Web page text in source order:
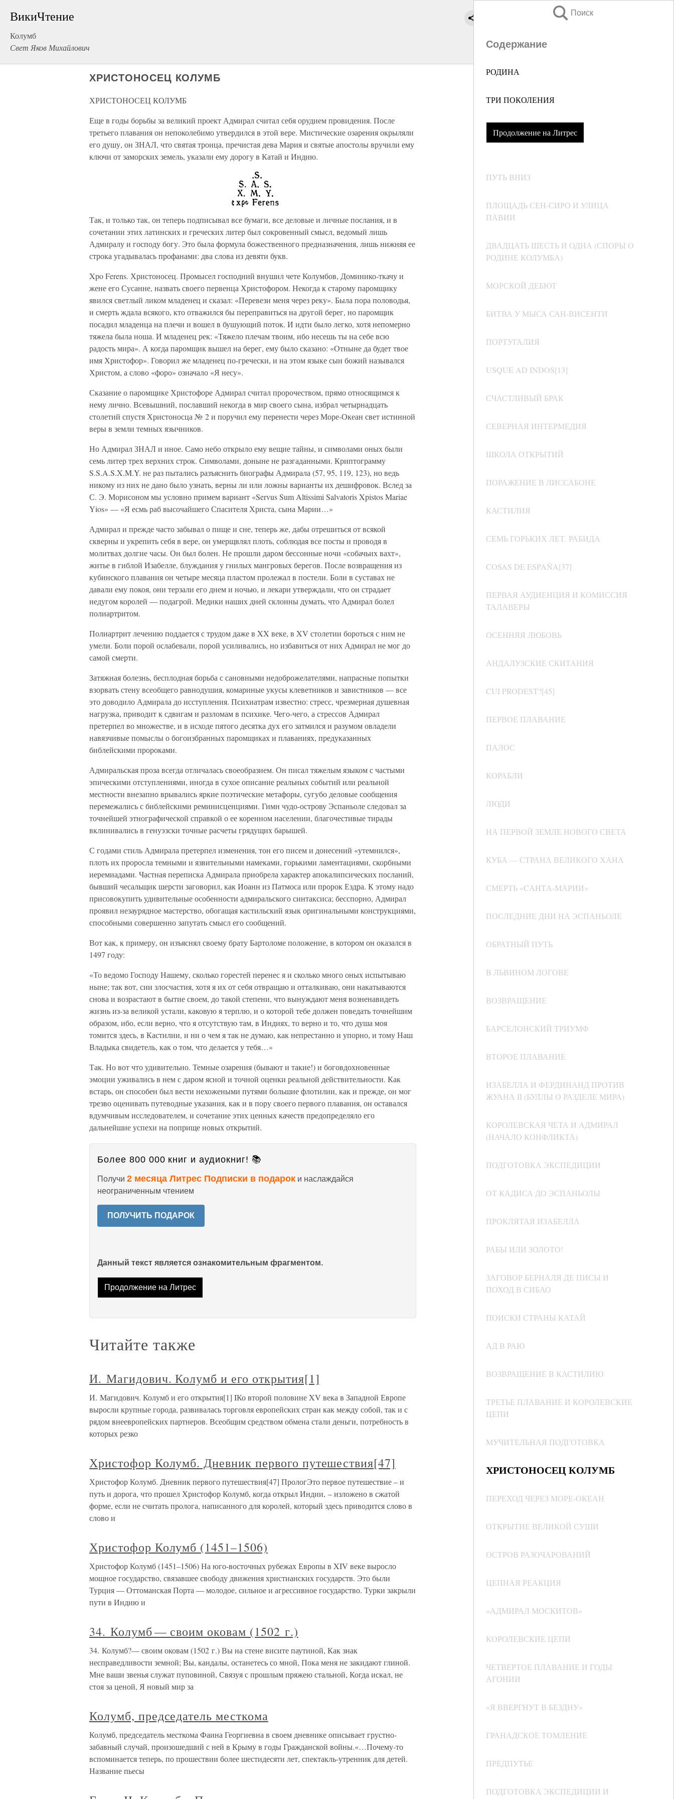
ВикиЧтение
Колумб
Свет Яков Михайлович
Поиск
Содержание
РОДИНА
ТРИ ПОКОЛЕНИЯ
Продолжение на Литрес
ПУТЬ ВНИЗ
ПЛОЩАДЬ СЕН-СИРО И УЛИЦА
ПАВИИ
ДВАДЦАТЬ ШЕСТЬ И ОДНА (СПОРЫ О
РОДИНЕ КОЛУМБА)
МОРСКОЙ ДЕБЮТ
БИТВА У МЫСА САН-ВИСЕНТИ
ПОРТУГАЛИЯ
USQUE AD INDOS[13]
СЧАСТЛИВЫЙ БРАК
СЕВЕРНАЯ ИНТЕРМЕДИЯ
ШКОЛА ОТКРЫТИЙ
ПОРАЖЕНИЕ В ЛИССАБОНЕ
КАСТИЛИЯ
СЕМЬ ГОРЬКИХ ЛЕТ. РАБИДА
COSAS DE ESPAÑA[37]
ПЕРВАЯ АУДИЕНЦИЯ И КОМИССИЯ
ТАЛАВЕРЫ
ОСЕННЯЯ ЛЮБОВЬ
АНДАЛУЗСКИЕ СКИТАНИЯ
CUI PRODEST?[45]
ПЕРВОЕ ПЛАВАНИЕ
ПАЛОС
КОРАБЛИ
ЛЮДИ
НА ПЕРВОЙ ЗЕМЛЕ НОВОГО СВЕТА
КУБА — СТРАНА ВЕЛИКОГО ХАНА
СМЕРТЬ «CАHTА-МАРИИ»
ПОСЛЕДНИЕ ДНИ НА ЭСПАНЬОЛЕ
ОБРАТНЫЙ ПУТЬ
В ЛЬВИНОМ ЛОГОВЕ
ВОЗВРАЩЕНИЕ
БАРСЕЛОНСКИЙ ТРИУМФ
ВТОРОЕ ПЛАВАНИЕ
ИЗАБЕЛЛА И ФЕРДИНАНД ПРОТИВ
ЖУАНА II (БУЛЛЫ О РАЗДЕЛЕ МИРА)
КОРОЛЕВСКАЯ ЧЕТА И АДМИРАЛ
(НАЧАЛО КОНФЛИКТА)
ПОДГОТОВКА ЭКСПЕДИЦИИ
ОТ КАДИСА ДО ЭСПАНЬОЛЫ
ПРОКЛЯТАЯ ИЗАБЕЛЛА
РАБЫ ИЛИ ЗОЛОТО!
ЗАГОВОР БЕРНАЛЯ ДЕ ПИСЫ И
ПОХОД В СИБАО
ПОИСКИ СТРАНЫ КАТАЙ
АД В РАЮ
ВОЗВРАЩЕНИЕ В КАСТИЛИЮ
ТРЕТЬЕ ПЛАВАНИЕ И КОРОЛЕВСКИЕ
ЦЕПИ
МУЧИТЕЛЬНАЯ ПОДГОТОВКА
ХРИСТОНОСЕЦ КОЛУМБ
ПЕРЕХОД ЧЕРЕЗ МОРЕ-ОКЕАН
ОТКРЫТИЕ ВЕЛИКОЙ СУШИ
ОСТРОВ РАЗОЧАРОВАНИЙ
ЦЕПНАЯ РЕАКЦИЯ
«АДМИРАЛ МОСКИТОВ»
КОРОЛЕВСКИЕ ЦЕПИ
ЧЕТВЕРТОЕ ПЛАВАНИЕ И ГОДЫ
АГОНИИ
«Я ВВЕРГНУТ В БЕЗДНУ»
ГРАНАДСКОЕ ТОМЛЕНИЕ
ПРЕДПУТЬЕ
ПОДГОТОВКА ЭКСПЕДИЦИИ И
ХРИСТОНОСЕЦ КОЛУМБ
ХРИСТОНОСЕЦ КОЛУМБ
Еще в годы борьбы за великий проект Адмирал считал себя орудием провидения. После
третьего плавания он непоколебимо утвердился в этой вере. Мистические озарения окрыляли
его душу, он ЗНАЛ, что святая троица, пречистая дева Мария и святые апостолы вручили ему
ключи от заморских земель, указали ему дорогу в Катай и Индию.
Так, и только так, он теперь подписывал все бумаги, все деловые и личные послания, и в
сочетании этих латинских и греческих литер был сокровенный смысл, ведомый лишь
Адмиралу и господу богу. Это была формула божественного предназначения, лишь нижняя ее
строка угадывалась профанами: два слова из девяти букв.
Xpo Ferens. Христоносец. Промысел господний внушил чете Колумбов, Доминико-ткачу и
жене его Сусанне, назвать своего первенца Христофором. Некогда к старому паромщику
явился светлый ликом младенец и сказал: «Перевези меня через реку». Была пора половодья,
и смерть ждала всякого, кто отважился бы переправиться на другой берег, но паромщик
посадил младенца на плечи и вошел в бушующий поток. И идти было легко, хотя непомерно
тяжела была ноша. И младенец рек: «Тяжело плечам твоим, ибо несешь ты на себе всю
радость мира». А когда паромщик вышел на берег, ему было сказано: «Отныне да будет твое
имя Христофор». Говорил же младенец по-гречески, и на этом языке сын божий назывался
Христом, а слово «форо» означало «Я несу».
Сказание о паромщике Христофоре Адмирал считал пророчеством, прямо относящимся к
нему лично. Всевышний, пославший некогда в мир своего сына, избрал четырнадцать
столетий спустя Христоносца № 2 и поручил ему перенести через Море-Океан свет истинной
веры в земли темных язычников.
Но Адмирал ЗНАЛ и иное. Само небо открыло ему вещие тайны, и символами оных были
семь литер трех верхних строк. Символами, доныне не разгаданными. Криптограмму
S.S.A.S.X.M.Y. не раз пытались разъяснить биографы Адмирала (57, 95, 119, 123), но ведь
никому из них не дано было узнать, верны ли или ложны варианты их дешифровок. Вслед за
С. Э. Морисоном мы условно примем вариант «Servus Sum Altissimi Salvatoris Xpistos Mariae
Yios» — «Я есмь раб высочайшего Спасителя Христа, сына Марии…»
Адмирал и прежде часто забывал о пище и сне, теперь же, дабы отрешиться от всякой
скверны и укрепить себя в вере, он умерщвлял плоть, соблюдая все посты и проводя в
молитвах долгие часы. Он был болен. Не прошли даром бессонные ночи «собачьих вахт»,
житье в гиблой Изабелле, блуждания у гнилых мангровых берегов. После возвращения из
кубинского плавания он четыре месяца пластом пролежал в постели. Боли в суставах не
давали ему покоя, они терзали его днем и ночью, и лекари утверждали, что он страдает
недугом королей — подагрой. Медики наших дней склонны думать, что Адмирал болел
полиартритом.
Полиартрит лечению поддается с трудом даже в XX веке, в XV столетии бороться с ним не
умели. Боли порой ослабевали, порой усиливались, но избавиться от них Адмирал не мог до
самой смерти.
Затяжная болезнь, бесплодная борьба с сановными недоброжелателями, напрасные попытки
взорвать стену всеобщего равнодушия, комариные укусы клеветников и завистников — все
это доводило Адмирала до исступления. Психиатрам известно: стресс, чрезмерная душевная
нагрузка, приводит к сдвигам и разломам в психике. Чего-чего, а стрессов Адмирал
претерпел во множестве, и в исходе пятого десятка дух его затмился и разумом овладели
навязчивые помыслы о богоизбранных паромщиках и плаваниях, предуказанных
библейскими пророками.
Адмиральская проза всегда отличалась своеобразием. Он писал тяжелым языком с частыми
эпическими отступлениями, иногда в сухое описание реальных событий или реальной
местности внезапно врывались яркие поэтические метафоры, сугубо деловые сообщения
перемежались с библейскими реминисценциями. Гимн чудо-острову Эспаньоле следовал за
точнейшей этнографической справкой о ее коренном населении, благочестивые тирады
вклинивались в генуэзски точные расчеты грядущих барышей.
С годами стиль Адмирала претерпел изменения, тон его писем и донесений «утемнился»,
плоть их проросла темными и язвительными намеками, горькими ламентациями, скорбными
иеремиадами. Частная переписка Адмирала приобрела характер апокалипсических посланий,
бывший чесальщик шерсти заговорил, как Иоанн из Патмоса или пророк Ездра. К этому надо
присовокупить удивительные особенности адмиральского синтаксиса; бесспорно, Адмирал
проявил незаурядное мастерство, обогащая кастильский язык оригинальными конструкциями,
способными совершенно запутать смысл его сообщений.
Вот как, к примеру, он изъяснял своему брату Бартоломе положение, в котором он оказался в
1497 году:
«То ведомо Господу Нашему, сколько горестей перенес я и сколько много оных испытываю
ныне; так вот, сии злосчастия, хотя я их от себя отвращаю и отталкиваю, они накатываются
снова и возрастают в бытие своем, до такой степени, что вынуждают меня возненавидеть
жизнь из-за великой устали, каковую я терплю, и о которой тебе должен поведать точнейшим
образом, ибо, если верно, что я отсутствую там, в Индиях, то верно и то, что душа моя
томится здесь, в Кастилии, и ни о чем я так не думаю, как непрестанно и упорно, и тому Наш
Владыка свидетель, как о том, что делается у тебя…»
Так. Но вот что удивительно. Темные озарения (бывают и такие!) и боговдохновенные
эмоции уживались в нем с даром ясной и точной оценки реальной действительности. Как
встарь, он способен был вести нехожеными путями большие флотилии, как и прежде, он мог
трезво оценивать путеводные указания, как и в пору своего первого плавания, он оставался
вдумчивым исследователем, и сочетание этих ценных качеств предопределяло его
дальнейшие успехи на поприще новых открытий.
Более 800 000 книг и аудиокниг! 📚
Получи 2 месяца Литрес Подписки в подарок и наслаждайся
неограниченным чтением
ПОЛУЧИТЬ ПОДАРОК
Данный текст является ознакомительным фрагментом.
Продолжение на Литрес
Читайте также
И. Магидович. Колумб и его открытия[1]
И. Магидович. Колумб и его открытия[1] IКо второй половине XV века в Западной Европе
выросли крупные города, развивалась торговля европейских стран как между собой, так и с
рядом внеевропейских партнеров. Всеобщим средством обмена стали деньги, потребность в
которых резко
Христофор Колумб. Дневник первого путешествия[47]
Христофор Колумб. Дневник первого путешествия[47] ПрологЭто первое путешествие – и
путь и дорога, что прошел Христофор Колумб, когда открыл Индии, – изложено в сжатой
форме, если не считать пролога, написанного для королей, который здесь приводится слово в
слово и
Христофор Колумб (1451–1506)
Христофор Колумб (1451–1506) На юго-восточных рубежах Европы в XIV веке выросло
мощное государство, связавшее свободу движения христианских государств. Это были
Турция — Оттоманская Порта — молодое, сильное и агрессивное государство. Турки закрыли
пути в Индию и
34. Колумб — своим оковам (1502 г.)
34. Колумб?— своим оковам (1502 г.) Вы на стене висите паутиной, Как знак
несправедливости земной; Вы, кандалы, останетесь со мной, Пока меня не закидают глиной.
Мне ваши звенья служат пуповиной, Связуя с прошлым пряжею стальной, Когда искал, не
стоя за ценой, Я новый мир за
Колумб, председатель месткома
Колумб, председатель месткома Фаина Георгиевна в своем дневнике описывает грустно-
забавный случай, произошедший с ней в Крыму в годы Гражданской войны.«…Почему-то
вспоминается теперь, по прошествии более шестидесяти лет, спектакль-утренник для детей.
Название пьесы